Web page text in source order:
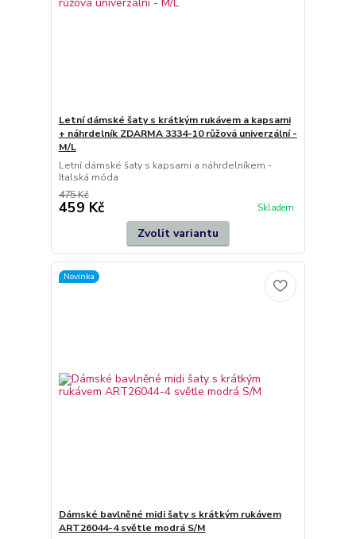
Letní dámské šaty s krátkým rukávem a kapsami
+ náhrdelník ZDARMA 3334-10 růžová univerzální -
M/L
Letní dámské šaty s kapsami a náhrdelníkem -
Italská móda
475 Kč
459 Kč Skladem
Zvolit variantu
Novinka
Dámské bavlněné midi šaty s krátkým rukávem
ART26044-4 světle modrá S/M